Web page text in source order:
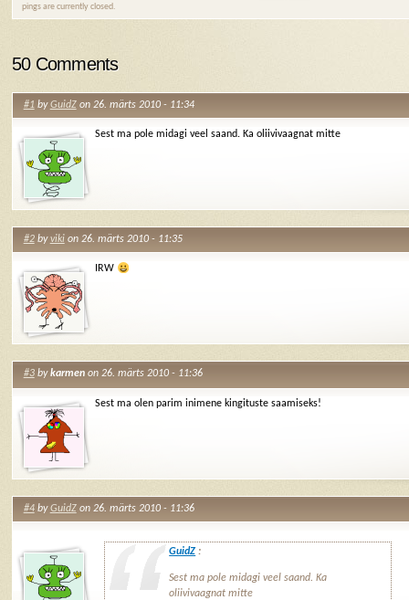
pings are currently closed.
50 Comments
#1byGuidZon 26. märts 2010 - 11:34
Sest ma pole midagi veel saand. Ka oliivivaagnat mitte
#2byvikion 26. märts 2010 - 11:35
IRW
#3bykarmenon 26. märts 2010 - 11:36
Sest ma olen parim inimene kingituste saamiseks!
#4byGuidZon 26. märts 2010 - 11:36
GuidZ :
Sest ma pole midagi veel saand. Ka
oliivivaagnat mitte